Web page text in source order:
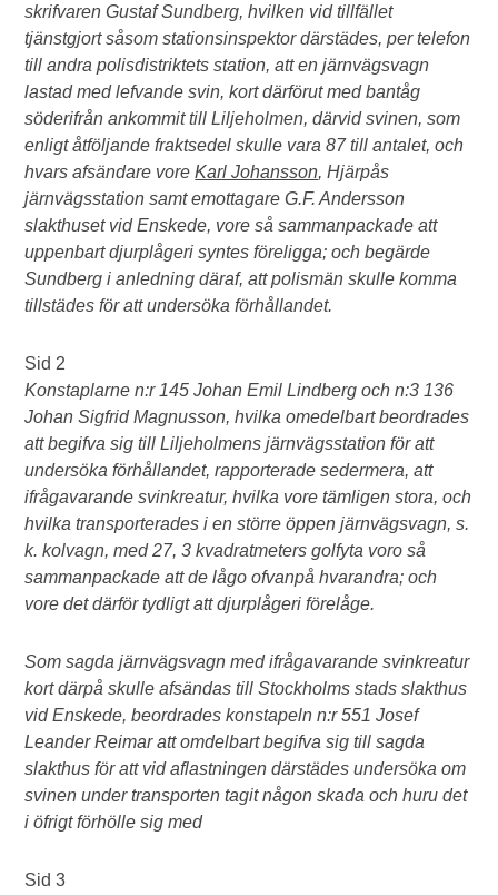
skrifvaren Gustaf Sundberg, hvilken vid tillfället
tjänstgjort såsom stationsinspektor därstädes, per telefon
till andra polisdistriktets station, att en järnvägsvagn
lastad med lefvande svin, kort därförut med bantåg
söderifrån ankommit till Liljeholmen, därvid svinen, som
enligt åtföljande fraktsedel skulle vara 87 till antalet, och
hvars afsändare voreKarl Johansson, Hjärpås
järnvägsstation samt emottagare G.F. Andersson
slakthuset vid Enskede, vore så sammanpackade att
uppenbart djurplågeri syntes föreligga; och begärde
Sundberg i anledning däraf, att polismän skulle komma
tillstädes för att undersöka förhållandet.
Sid 2
Konstaplarne n:r 145 Johan Emil Lindberg och n:3 136
Johan Sigfrid Magnusson, hvilka omedelbart beordrades
att begifva sig till Liljeholmens järnvägsstation för att
undersöka förhållandet, rapporterade sedermera, att
ifrågavarande svinkreatur, hvilka vore tämligen stora, och
hvilka transporterades i en större öppen järnvägsvagn, s.
k. kolvagn, med 27, 3 kvadratmeters golfyta voro så
sammanpackade att de lågo ofvanpå hvarandra; och
vore det därför tydligt att djurplågeri förelåge.
Som sagda järnvägsvagn med ifrågavarande svinkreatur
kort därpå skulle afsändas till Stockholms stads slakthus
vid Enskede, beordrades konstapeln n:r 551 Josef
Leander Reimar att omdelbart begifva sig till sagda
slakthus för att vid aflastningen därstädes undersöka om
svinen under transporten tagit någon skada och huru det
i öfrigt förhölle sig med
Sid 3